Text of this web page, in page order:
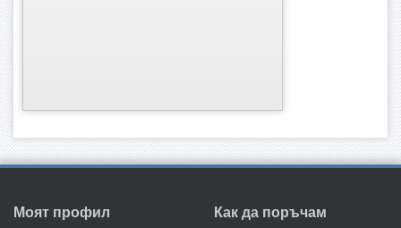
Моят профил Как да поръчам